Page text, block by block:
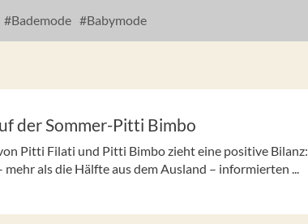
Bademode Babymode
der Sommer-Pitti Bimbo
Pitti Filati und Pitti Bimbo zieht eine positive Bilanz:
mehr als die Hälfte aus dem Ausland – informierten ...